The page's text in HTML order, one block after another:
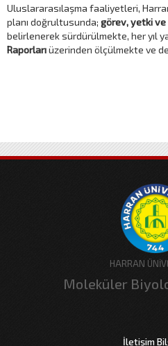
Uluslararasılaşma faaliyetleri,
planı doğrultusunda; görev, yetki ve
belirlenerek sürdürülmekte, her yıl
Raporlarıüzerinden ölçülmekte ve
HARRAN
Moleküler
İletişim